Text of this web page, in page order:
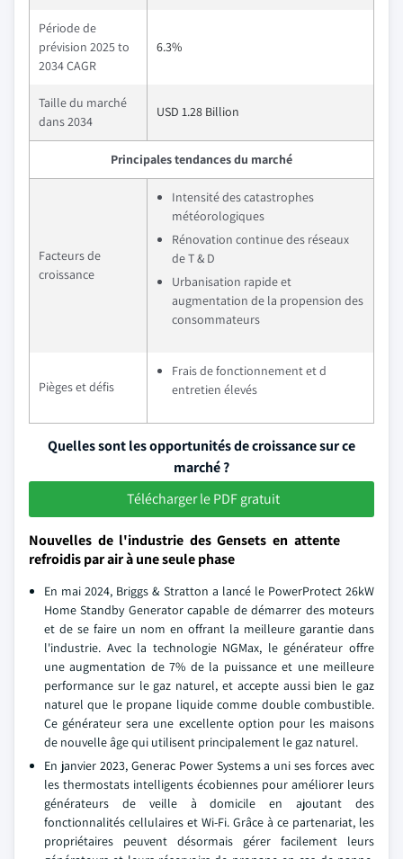
Période de
prévision 2025 to
2034 CAGR
6.3%
Taille du marché
dans 2034
USD 1.28 Billion
Principales tendances du marché
Facteurs de
croissance
Intensité des catastrophes
météorologiques
Rénovation continue des réseaux
de T & D
Urbanisation rapide et
augmentation de la propension des
consommateurs
Pièges et défis
Frais de fonctionnement et d
entretien élevés
Quelles sont les opportunités de croissance sur ce
marché ?
Télécharger le PDF gratuit
Nouvelles de l'industrie des Gensets en attente
refroidis par air à une seule phase
En mai 2024, Briggs & Stratton a lancé le PowerProtect 26kW
Home Standby Generator capable de démarrer des moteurs
et de se faire un nom en offrant la meilleure garantie dans
l'industrie. Avec la technologie NGMax, le générateur offre
une augmentation de 7% de la puissance et une meilleure
performance sur le gaz naturel, et accepte aussi bien le gaz
naturel que le propane liquide comme double combustible.
Ce générateur sera une excellente option pour les maisons
de nouvelle âge qui utilisent principalement le gaz naturel.
En janvier 2023, Generac Power Systems a uni ses forces avec
les thermostats intelligents écobiennes pour améliorer leurs
générateurs de veille à domicile en ajoutant des
fonctionnalités cellulaires et Wi-Fi. Grâce à ce partenariat, les
propriétaires peuvent désormais gérer facilement leurs